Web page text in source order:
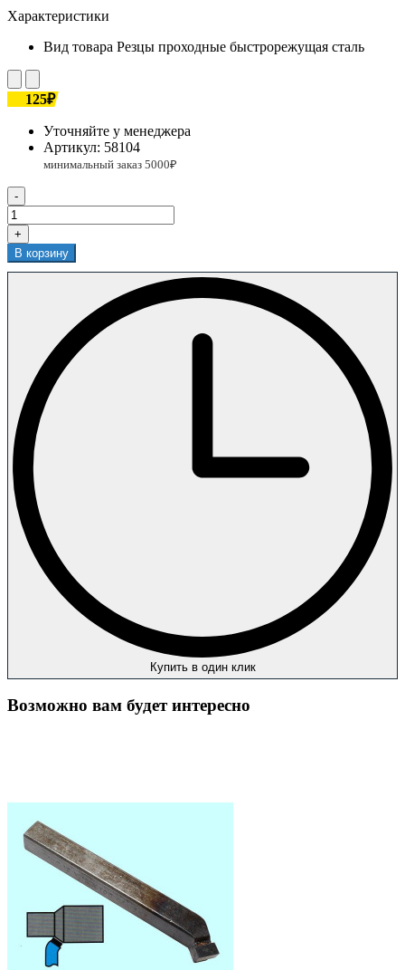
Характеристики
Вид товара Резцы проходные быстрорежущая сталь
125₽
Уточняйте у менеджера
Артикул: 58104
-
+
В корзину
Купить в один клик
Возможно вам будет интересно